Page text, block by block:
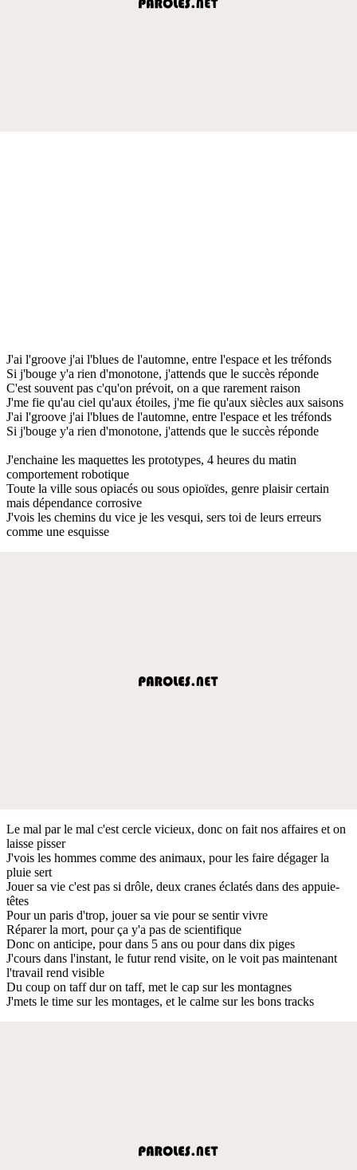
J'ai l'groove j'ai l'blues de l'automne, entre l'espace et les tréfonds
Si j'bouge y'a rien d'monotone, j'attends que le succès réponde
C'est souvent pas c'qu'on prévoit, on a que rarement raison
J'me fie qu'au ciel qu'aux étoiles, j'me fie qu'aux siècles aux saisons
J'ai l'groove j'ai l'blues de l'automne, entre l'espace et les tréfonds
Si j'bouge y'a rien d'monotone, j'attends que le succès réponde
J'enchaine les maquettes les prototypes, 4 heures du matin
comportement robotique
Toute la ville sous opiacés ou sous opioïdes, genre plaisir certain
mais dépendance corrosive
J'vois les chemins du vice je les vesqui, sers toi de leurs erreurs
comme une esquisse
Le mal par le mal c'est cercle vicieux, donc on fait nos affaires et on
laisse pisser
J'vois les hommes comme des animaux, pour les faire dégager la
pluie sert
Jouer sa vie c'est pas si drôle, deux cranes éclatés dans des appuie-
têtes
Pour un paris d'trop, jouer sa vie pour se sentir vivre
Réparer la mort, pour ça y'a pas de scientifique
Donc on anticipe, pour dans 5 ans ou pour dans dix piges
J'cours dans l'instant, le futur rend visite, on le voit pas maintenant
l'travail rend visible
Du coup on taff dur on taff, met le cap sur les montagnes
J'mets le time sur les montages, et le calme sur les bons tracks